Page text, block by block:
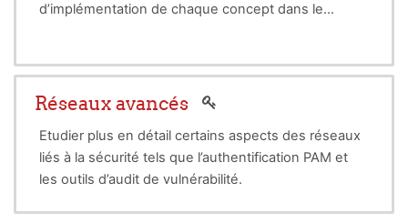
d’implémentation de chaque concept dans le
Réseaux avancés
Etudier plus en détail certains aspects des réseaux
liés à la sécurité tels que l’authentification PAM et
les outils d’audit de vulnérabilité.